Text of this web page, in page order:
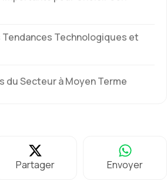
Tendances Technologiques et
du Secteur à Moyen Terme
Partager Envoyer